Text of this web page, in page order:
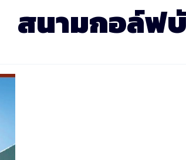
สนามกอล์ฟ